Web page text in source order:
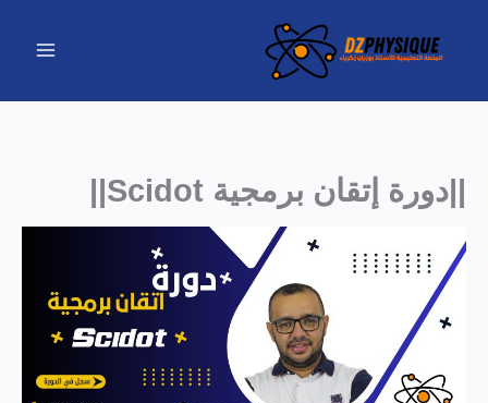
||دورة إتقان برمجية Scidot||